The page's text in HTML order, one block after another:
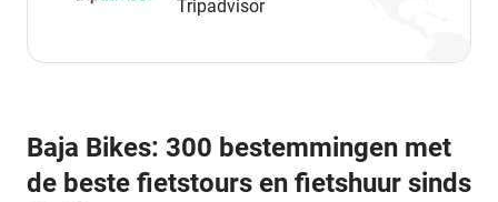
Tripadvisor
Baja Bikes: 300 bestemmingen met
de beste fietstours en fietshuur sinds